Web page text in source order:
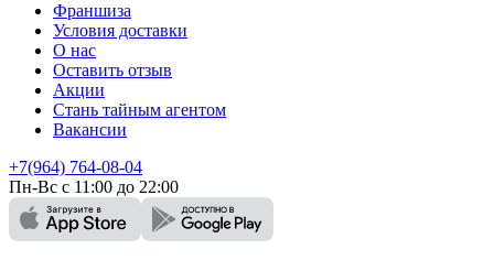
Франшиза
Условия доставки
О нас
Оставить отзыв
Акции
Стань тайным агентом
Вакансии
+7(964) 764-08-04
Пн-Вс с 11:00 до 22:00